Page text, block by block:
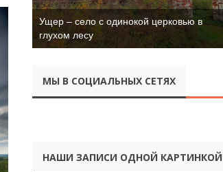
Ущер – село с одинокой церковью в
глухом лесу
МЫ В СОЦИАЛЬНЫХ СЕТЯХ
НАШИ ЗАПИСИ ОДНОЙ КАРТИНКОЙ